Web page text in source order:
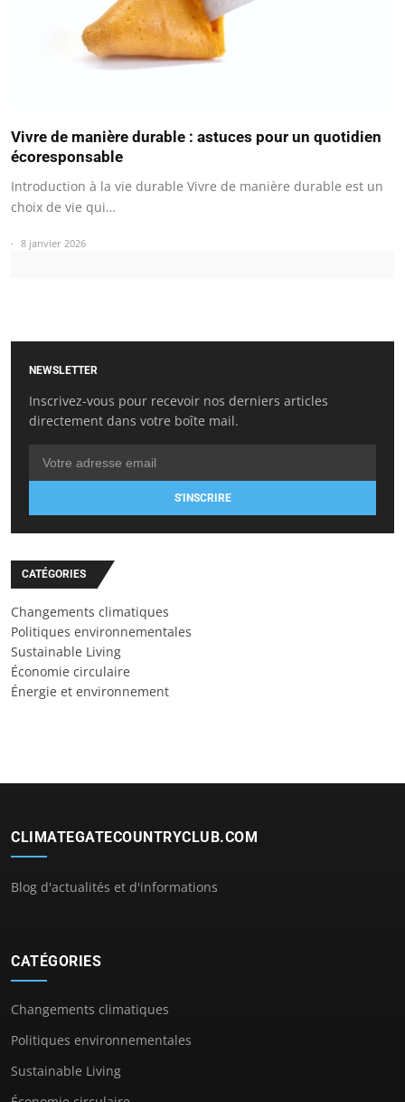
Vivre de manière durable : astuces pour un quotidien
écoresponsable
Introduction à la vie durable Vivre de manière durable est un
choix de vie qui…
8 janvier 2026
NEWSLETTER
Inscrivez-vous pour recevoir nos derniers articles
directement dans votre boîte mail.
S'INSCRIRE
CATÉGORIES
Changements climatiques
Politiques environnementales
Sustainable Living
Économie circulaire
Énergie et environnement
CLIMATEGATECOUNTRYCLUB.COM
Blog d'actualités et d'informations
CATÉGORIES
Changements climatiques
Politiques environnementales
Sustainable Living